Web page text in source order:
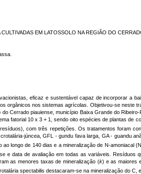
EM LATOSSOLO NA REGIÃO DO
eficaz e sustentável capaz de incorporar a
orgânicos nos sistemas agrícolas. Objetivou-se neste
Cerrado piauiense, município Baixa Grande do
fatorial 10 x 3 + 1, sendo oito espécies de plantas de
com três repetições. Os tratamentos foram
júncea, GFL - gundu fava larga, GA - guandu
ao longo de 140 dias e a mineralização de N-amoniacal
e data de avaliação em todas as variáveis. Resíduos
as menores taxas de mineralização (k) e as maiores
spectabilis destacaram-se na mineralização do